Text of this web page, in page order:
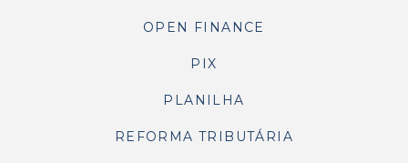
OPEN FINANCE
PIX
PLANILHA
REFORMA TRIBUTÁRIA